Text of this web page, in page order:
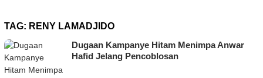
TAG: RENY LAMADJIDO
Dugaan Kampanye Hitam Menimpa Anwar
Hafid Jelang Pencoblosan